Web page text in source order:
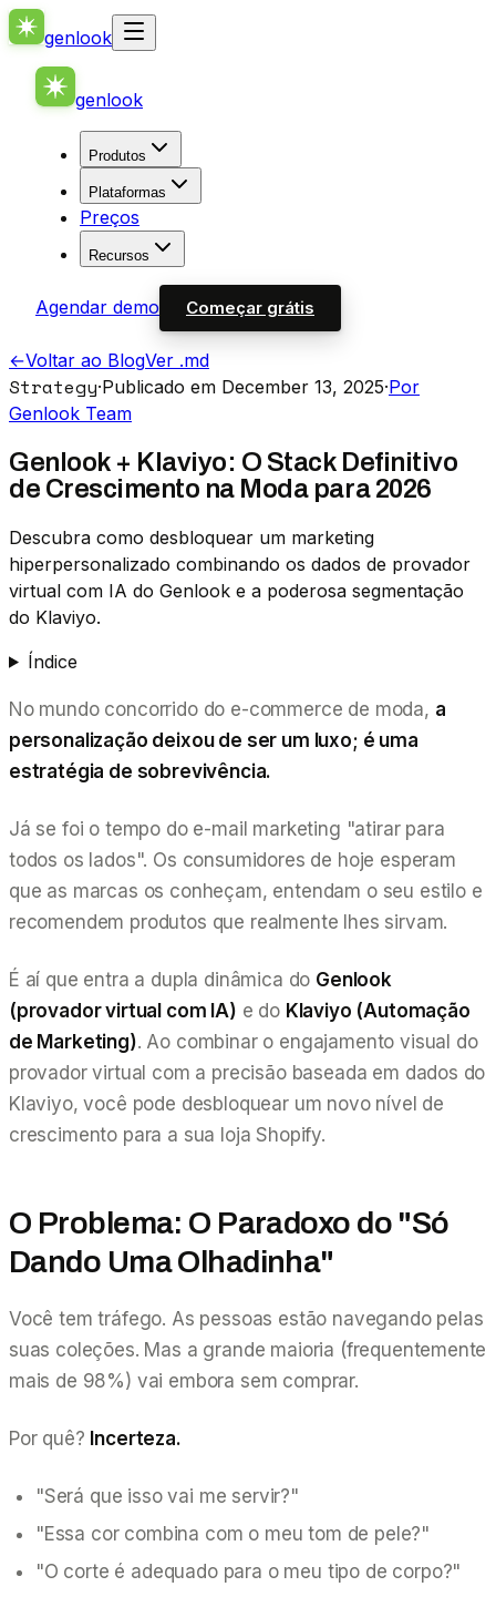
genlook
genlook
Produtos
Plataformas
Preços
Recursos
Agendar demo Começar grátis
←Voltar ao BlogVer .md
Strategy·Publicado em December 13, 2025·Por
Genlook Team
Genlook + Klaviyo: O Stack Definitivo
de Crescimento na Moda para 2026
Descubra como desbloquear um marketing
hiperpersonalizado combinando os dados de provador
virtual com IA do Genlook e a poderosa segmentação
do Klaviyo.
Índice
No mundo concorrido do e-commerce de moda, a
personalização deixou de ser um luxo; é uma
estratégia de sobrevivência.
Já se foi o tempo do e-mail marketing "atirar para
todos os lados". Os consumidores de hoje esperam
que as marcas os conheçam, entendam o seu estilo e
recomendem produtos que realmente lhes sirvam.
É aí que entra a dupla dinâmica do Genlook
(provador virtual com IA) e do Klaviyo (Automação
de Marketing). Ao combinar o engajamento visual do
provador virtual com a precisão baseada em dados do
Klaviyo, você pode desbloquear um novo nível de
crescimento para a sua loja Shopify.
O Problema: O Paradoxo do "Só
Dando Uma Olhadinha"
Você tem tráfego. As pessoas estão navegando pelas
suas coleções. Mas a grande maioria (frequentemente
mais de 98%) vai embora sem comprar.
Por quê? Incerteza.
"Será que isso vai me servir?"
"Essa cor combina com o meu tom de pele?"
"O corte é adequado para o meu tipo de corpo?"